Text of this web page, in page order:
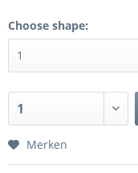
Choose shape:
Merken